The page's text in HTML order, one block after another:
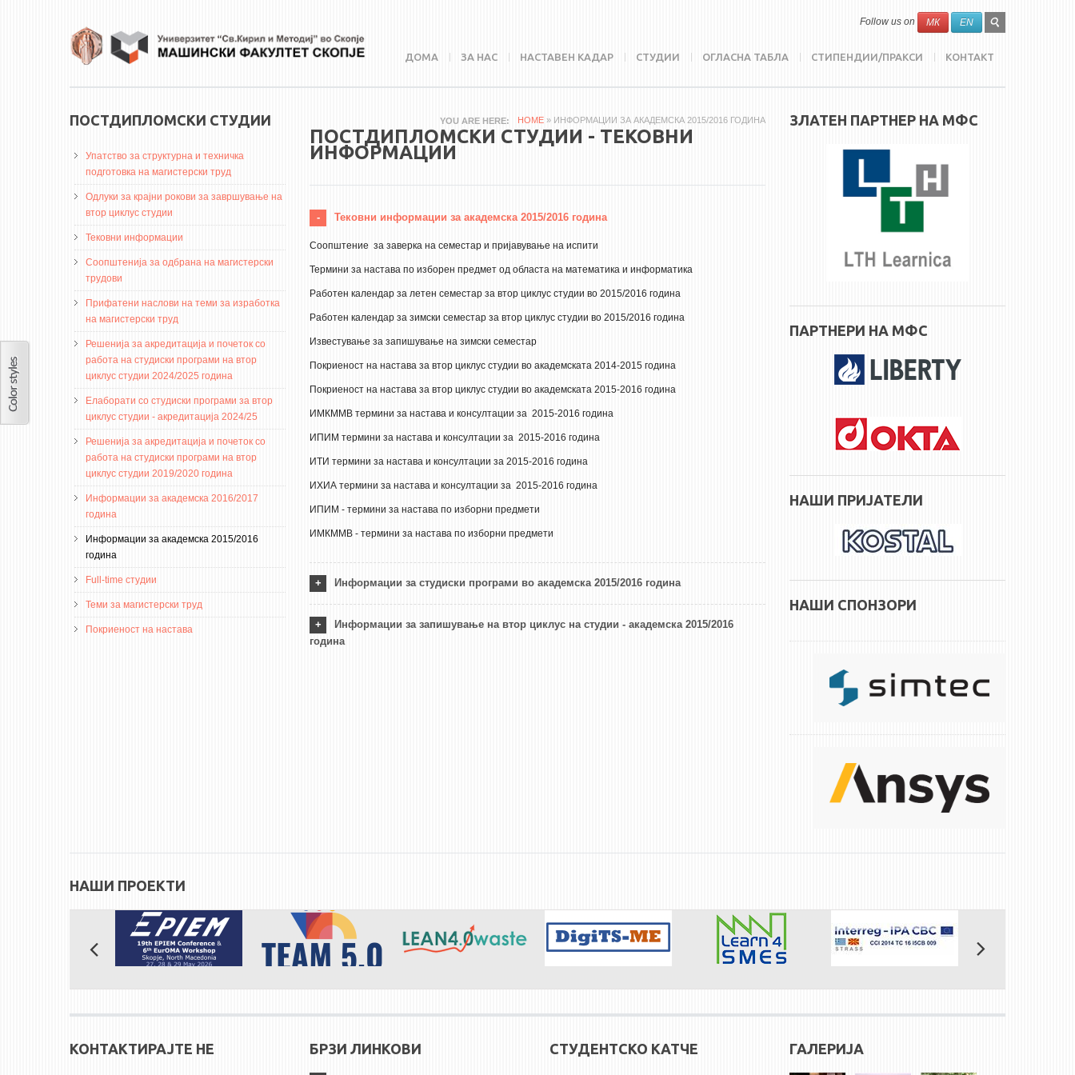
SEARCH
FORM
Search
Follow us on МК EN
ДОМА ЗА НАС НАСТАВЕН КАДАР СТУДИИ ОГЛАСНА ТАБЛА СТИПЕНДИИ/ПРАКСИ КОНТАКТ
ПОСТДИПЛОМСКИ СТУДИИ
Упатство за структурна и техничка
подготовка на магистерски труд
Одлуки за крајни рокови за завршување на
втор циклус студии
Тековни информации
Соопштенија за одбрана на магистерски
трудови
Прифатени наслови на теми за изработка
на магистерски труд
Решенија за акредитација и почеток со
работа на студиски програми на втор
циклус студии 2024/2025 година
Елаборати со студиски програми за втор
циклус студии - акредитација 2024/25
Решенија за акредитација и почеток со
работа на студиски програми на втор
циклус студии 2019/2020 година
Информации за академска 2016/2017
година
Информации за академска 2015/2016
година
Full-time студии
Теми за магистерски труд
Покриеност на настава
YOU ARE HERE HOME » ИНФОРМАЦИИ ЗА АКАДЕМСКА 2015/2016 ГОДИНА
ПОСТДИПЛОМСКИ СТУДИИ - ТЕКОВНИ
ИНФОРМАЦИИ
Тековни информации за академска 2015/2016 година
Соопштение за заверка на семестар и пријавување на испити
Термини за настава по изборен предмет од областа на математика и информатика
Работен календар за летен семестар за втор циклус студии во 2015/2016 година
Работен календар за зимски семестар за втор циклус студии во 2015/2016 година
Известување за запишување на зимски семестар
Покриеност на настава за втор циклус студии во академската 2014-2015 година
Покриеност на настава за втор циклус студии во академската 2015-2016 година
ИМКММВ термини за настава и консултации за 2015-2016 година
ИПИМ термини за настава и консултации за 2015-2016 година
ИТИ термини за настава и консултации за 2015-2016 година
ИХИА термини за настава и консултации за 2015-2016 година
ИПИМ - термини за настава по избoрни предмети
ИМКММВ - термини за настава по избoрни предмети
Информации за студиски програми во академска 2015/2016 година
Информации за запишување на втор циклус на студии - академска 2015/2016
година
ЗЛАТЕН ПАРТНЕР НА МФС
ПАРТНЕРИ НА МФС
НАШИ ПРИЈАТЕЛИ
НАШИ СПОНЗОРИ
НАШИ ПРОЕКТИ
КОНТАКТИРАЈТЕ НЕ БРЗИ ЛИНКОВИ СТУДЕНТСКО КАТЧЕ ГАЛЕРИЈА